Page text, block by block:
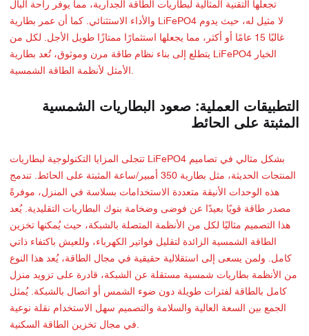
تجعلها التقنية المثالية لبطاريات الطاقة الجدارية، مما يوفر راحة البال
والأداء الاستثنائي. كما أن عمر بطارية LiFePO4 لا مثيل له، حيث يدوم
غالبًا 15 عامًا أو أكثر، مما يجعلها استثمارًا ممتازًا طويل الأجل. لكل من
يتطلع إلى بناء نظام طاقة مرن وموثوق، تُعد بطارية LiFePO4 الخيار
الأمثل لأنظمة الطاقة الشمسية.
التطبيقات العملية: صعود البطاريات الشمسية
المثبتة على الحائط
تتجلى المزايا التكنولوجية لبطاريات LiFePO4 بشكل مثالي في تصاميم
المنتجات الحديثة، مثل بطارية 350 أمبير/ساعة المثبتة على الحائط. تندمج
هذه الوحدات الأنيقة متعددة الاستخدامات بسلاسة في المنزل، موفرةً
مصدر طاقة قويًا بعيدًا عن فوضى وضخامة بنوك البطاريات التقليدية. يُعد
هذا التصميم مثاليًا لكل من الأنظمة المتصلة بالشبكة، حيث يُمكنها تخزين
الطاقة الشمسية الزائدة لتقليل فواتير الكهرباء، وللعيش باكتفاء ذاتي
كامل. ولمن يسعى إلى استقلالية حقيقية في مجال الطاقة، يُعد هذا النوع
من الأنظمة بطاريات شمسية مستقلة عن الشبكة، قادرة على تزويد منزل
كامل بالطاقة لفترات طويلة دون ضوء الشمس أو اتصال بالشبكة. يُمثل
الجمع بين السعة العالية والسلامة والتصميم سهل الاستخدام نقلة نوعية
في مجال تخزين الطاقة السكنية.